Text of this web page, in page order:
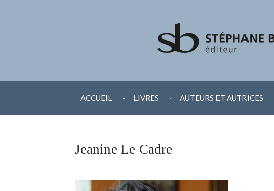
AU
ACCUEIL . LIVRES . AUTEURS ET AUTRICES
Jeanine Le Cadre